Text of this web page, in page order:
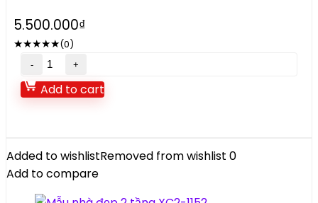
5.500.000₫
★★★★★(0)
Mẫu
nhà
đẹp
XC3-
11T12
quantity
Add to cart
Added to wishlistRemoved from wishlist 0
Add to compare